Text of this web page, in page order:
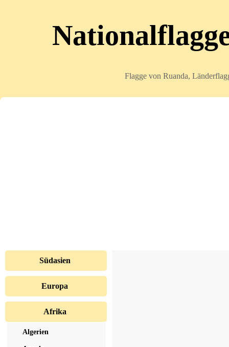
Flagge von Ruanda,
Südasien
Europa
Afrika
Algerien